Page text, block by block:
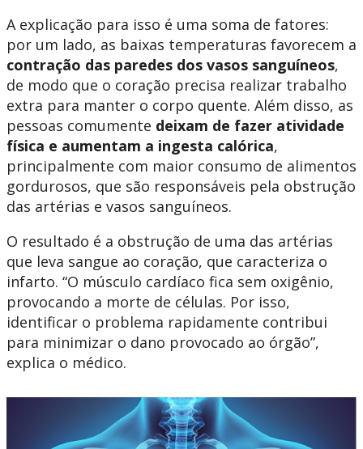
A explicação para isso é uma soma de fatores:
por um lado, as baixas temperaturas favorecem a
contração das paredes dos vasos sanguíneos,
de modo que o coração precisa realizar trabalho
extra para manter o corpo quente. Além disso, as
pessoas comumente deixam de fazer atividade
física e aumentam a ingesta calórica,
principalmente com maior consumo de alimentos
gordurosos, que são responsáveis pela obstrução
das artérias e vasos sanguíneos.
O resultado é a obstrução de uma das artérias
que leva sangue ao coração, que caracteriza o
infarto. “O músculo cardíaco fica sem oxigênio,
provocando a morte de células. Por isso,
identificar o problema rapidamente contribui
para minimizar o dano provocado ao órgão”,
explica o médico.